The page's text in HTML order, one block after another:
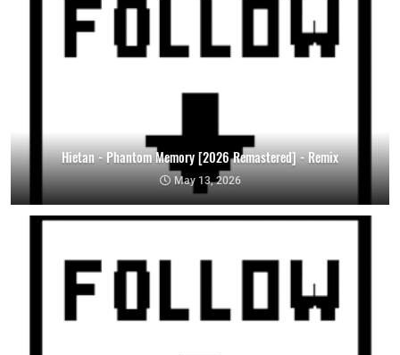
Hietan - Phantom Memory [2026 Remastered] - Remix
May 13, 2026